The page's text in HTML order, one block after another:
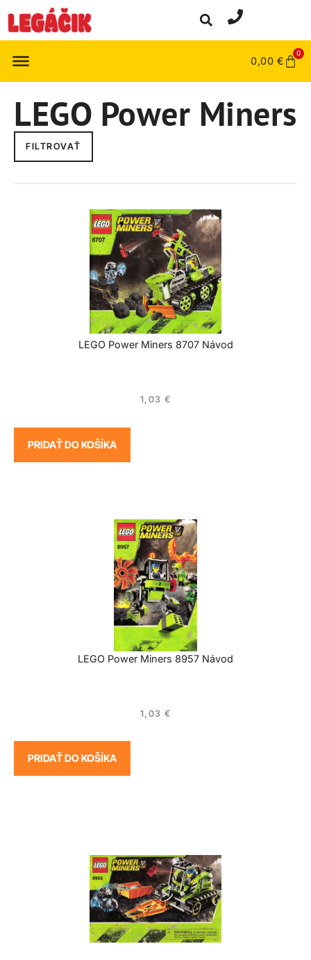
0,00 €
0
LEGO Power Miners
FILTROVAŤ
LEGO Power Miners 8707 Návod
1,03 €
PRIDAŤ DO KOŠÍKA
LEGO Power Miners 8957 Návod
1,03 €
PRIDAŤ DO KOŠÍKA